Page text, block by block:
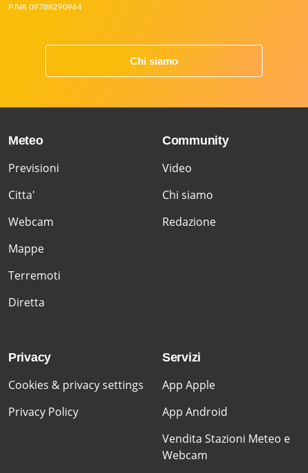
P.IVA 09788290964
Chi siamo
Meteo
Previsioni
Citta'
Webcam
Mappe
Terremoti
Diretta
Community
Video
Chi siamo
Redazione
Privacy
Cookies & privacy settings
Privacy Policy
Servizi
App Apple
App Android
Vendita Stazioni Meteo e
Webcam